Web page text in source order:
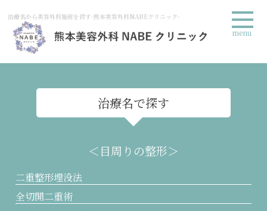
治療名から美容外科施術を探す-熊本美容外科NABEクリニック-
治療名で探す
＜目周りの整形＞
二重整形埋没法
全切開二重術
menu